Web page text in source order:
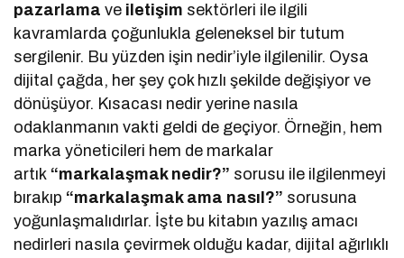
pazarlama ve iletişim sektörleri ile ilgili
kavramlarda çoğunlukla geleneksel bir tutum
sergilenir. Bu yüzden işin nedir’iyle ilgilenilir. Oysa
dijital çağda, her şey çok hızlı şekilde değişiyor ve
dönüşüyor. Kısacası nedir yerine nasıla
odaklanmanın vakti geldi de geçiyor. Örneğin, hem
marka yöneticileri hem de markalar
artık “markalaşmak nedir?” sorusu ile ilgilenmeyi
bırakıp “markalaşmak ama nasıl?” sorusuna
yoğunlaşmalıdırlar. İşte bu kitabın yazılış amacı
nedirleri nasıla çevirmek olduğu kadar, dijital ağırlıklı